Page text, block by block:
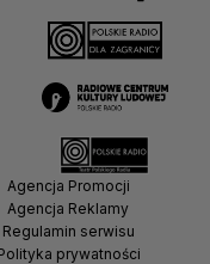
Agencja Promocji
Agencja Reklamy
Regulamin serwisu
prywatności